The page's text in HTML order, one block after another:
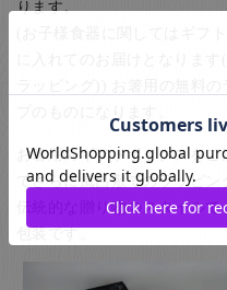
ります。
お箸用のギフトボックスを
でさらに風呂敷でのラッピ
伝統的な贈り物のスタイル
包装です。